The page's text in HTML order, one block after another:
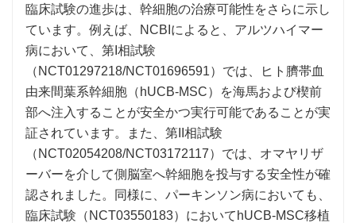
臨床試験の進歩は、幹細胞の治療可能性をさらに示し
ています。例えば、NCBIによると、アルツハイマー
病において、第I相試験
（NCT01297218/NCT01696591）では、ヒト臍帯血
由来間葉系幹細胞（hUCB-MSC）を海馬および楔前
部へ注入することが安全かつ実行可能であることが実
証されています。また、第II相試験
（NCT02054208/NCT03172117）では、オマヤリザ
ーバーを介して側脳室へ幹細胞を投与する安全性が確
認されました。同様に、パーキンソン病においても、
臨床試験（NCT03550183）においてhUCB-MSC移植